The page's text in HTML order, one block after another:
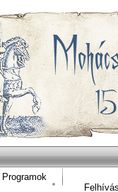
Programok
Felhívás